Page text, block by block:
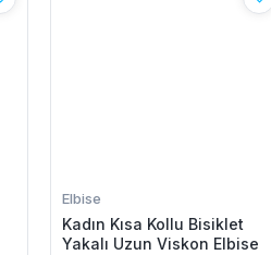
Elbise
Kadın Kısa Kollu Bisiklet
Yakalı Uzun Viskon Elbise